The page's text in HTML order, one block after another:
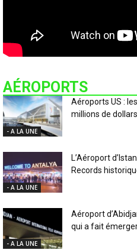
AÉROPORTS
- A LA UNE
Aéroports US :
millions de dollars
- A LA UNE
L’Aéroport
Records
- A LA UNE
Aéroport
qui a fait